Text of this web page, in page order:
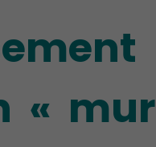
« mur